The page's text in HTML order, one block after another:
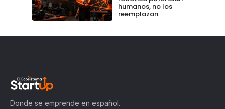
humanos, no los
reemplazan
Donde se emprende en español.